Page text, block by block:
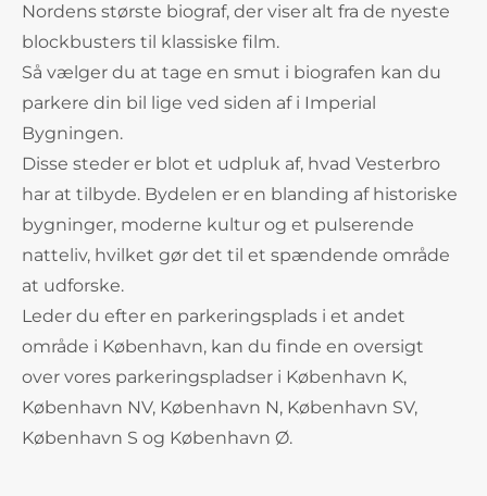
Nordens største biograf, der viser alt fra de nyeste
blockbusters til klassiske film.
Så vælger du at tage en smut i biografen kan du
parkere din bil lige ved siden af i Imperial
Bygningen.
Disse steder er blot et udpluk af, hvad Vesterbro
har at tilbyde. Bydelen er en blanding af historiske
bygninger, moderne kultur og et pulserende
natteliv, hvilket gør det til et spændende område
at udforske.
Leder du efter en parkeringsplads i et andet
område i København, kan du finde en oversigt
over vores parkeringspladser i København K,
København NV, København N, København SV,
København S og København Ø.